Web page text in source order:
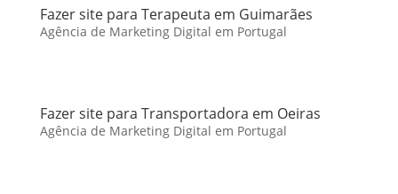
Fazer site para Terapeuta em Guimarães
Agência de Marketing Digital em Portugal
Fazer site para Transportadora em Oeiras
Agência de Marketing Digital em Portugal